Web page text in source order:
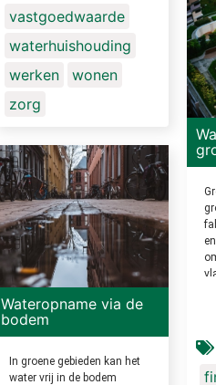
vastgoedwaarde
waterhuishouding
werken
wonen
zorg
Wateropname via de
bodem
In groene gebieden kan het
water vrij in de bodem